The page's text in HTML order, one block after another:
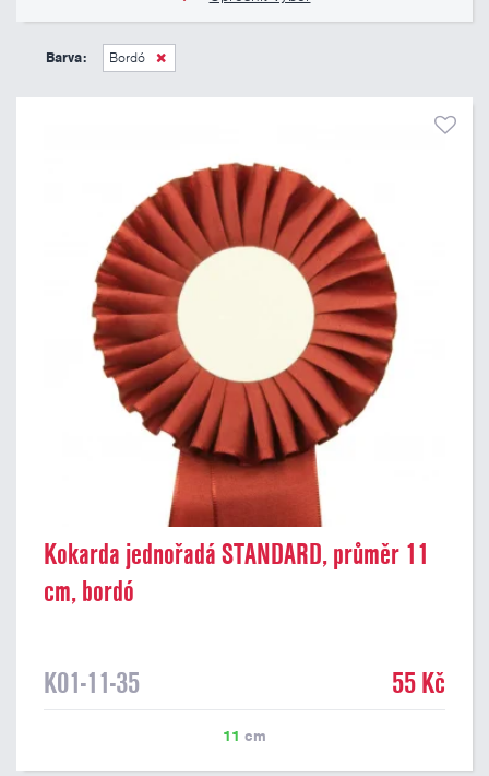
45 Kč
Barva: Bordó
Kokarda jednořadá STANDARD, průměr 11
cm, bordó
K01-11-35 55 Kč
11 cm